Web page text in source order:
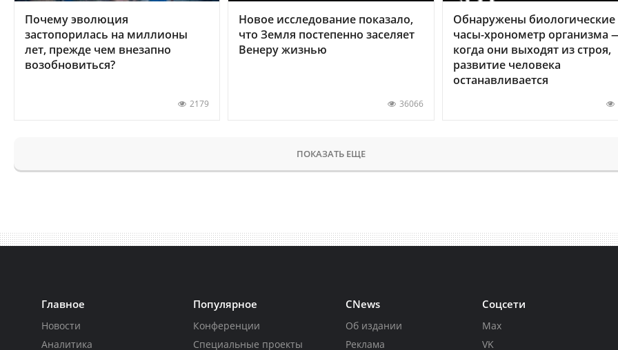
Почему эволюция
застопорилась на миллионы
лет, прежде чем внезапно
возобновиться?
2179
Новое исследование показало,
что Земля постепенно заселяет
Венеру жизнью
36066
Обнаружены биологические
часы-хронометр организма
когда они выходят из строя,
развитие человека
останавливается
ПОКАЗАТЬ ЕЩЕ
Главное
Новости
Аналитика
Популярное
Конференции
Специальные проекты
CNews
Об издании
Реклама
Соцсети
Max
VK